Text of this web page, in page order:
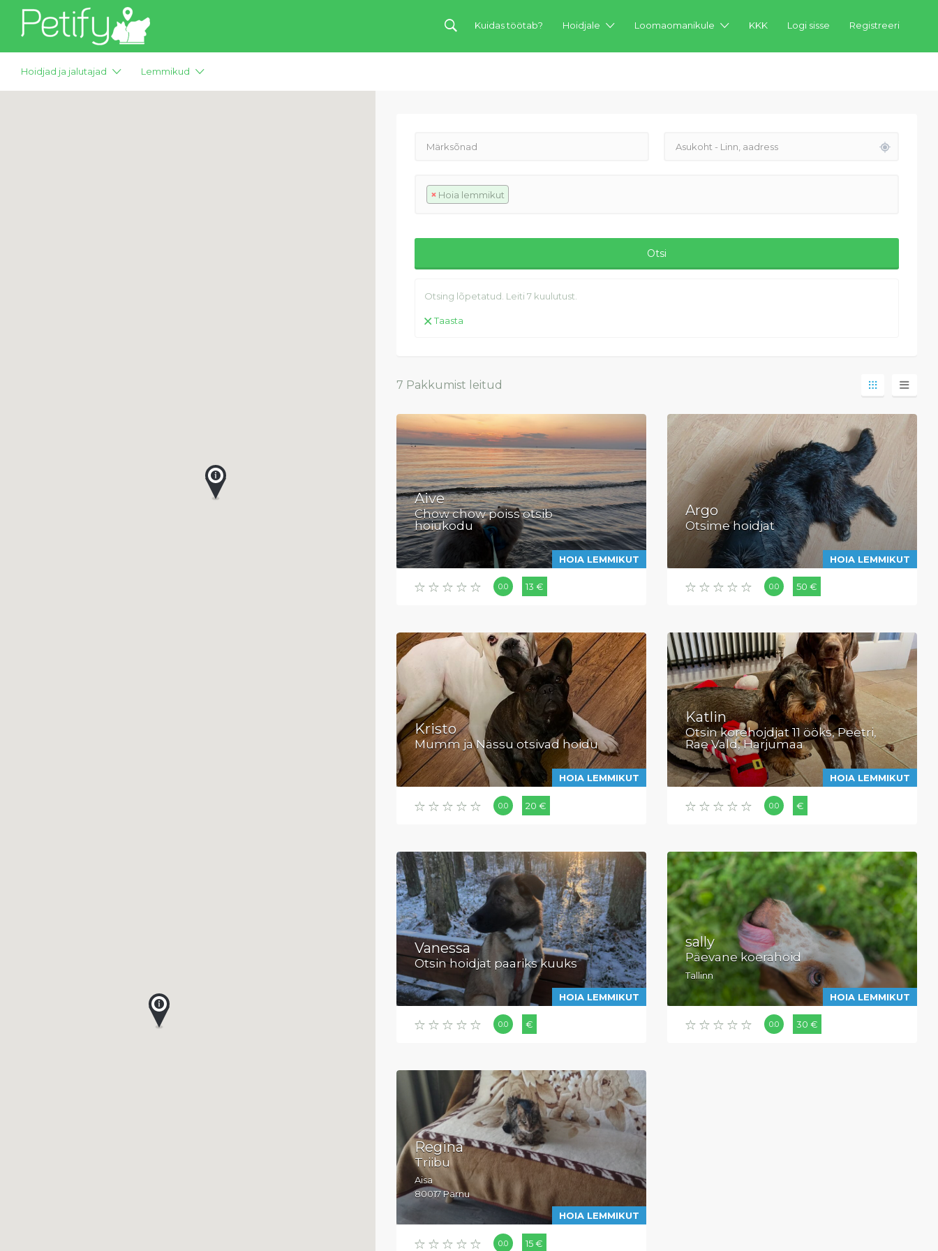
Kuidas töötab? Hoidjale Loomaomanikule KKK Logi sisse Registreeri
Otsi:
Hoidjad ja jalutajad Lemmikud
× Hoia lemmikut
Otsi
Otsing lõpetatud. Leiti 7 kuulutust.
Taasta
7 Pakkumist leitud
Aive
Chow chow poiss otsib
hoiukodu
HOIA LEMMIKUT
0.0 13 €
Argo
Otsime hoidjat
HOIA LEMMIKUT
0.0 50 €
Kristo
Mumm ja Nässu otsivad hoidu
HOIA LEMMIKUT
0.0 20 €
Katlin
Otsin korehojdjat 11 ööks, Peetri,
Rae Vald, Harjumaa
HOIA LEMMIKUT
0.0 €
Vanessa
Otsin hoidjat paariks kuuks
HOIA LEMMIKUT
0.0 €
sally
Päevane koerahoid
Tallinn
HOIA LEMMIKUT
0.0 30 €
Regina
Triibu
Aisa
80017 Pärnu
HOIA LEMMIKUT
0.0 15 €